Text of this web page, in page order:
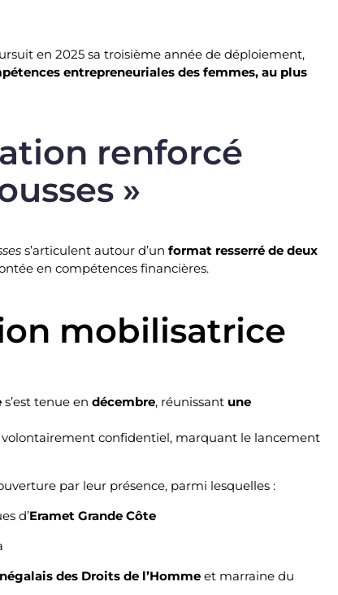
en 2025 sa troisième année de déploiement,
entrepreneuriales des femmes, au plus
renforcé
»
s’articulent autour d’un format resserré de deux
en compétences financières.
mobilisatrice
s’est tenue en décembre, réunissant une
volontairement confidentiel, marquant le lancement
par leur présence, parmi lesquelles :
d’Eramet Grande Côte
des Droits de l’Homme et marraine du